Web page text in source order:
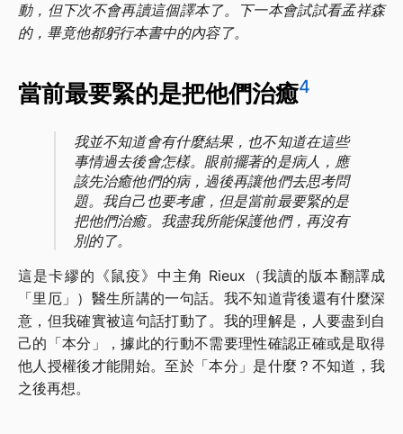
動，但下次不會再讀這個譯本了。下一本會試試看孟祥森
的，畢竟他都躬行本書中的內容了。
當前最要緊的是把他們治癒4
我並不知道會有什麼結果，也不知道在這些
事情過去後會怎樣。眼前擺著的是病人，應
該先治癒他們的病，過後再讓他們去思考問
題。我自己也要考慮，但是當前最要緊的是
把他們治癒。我盡我所能保護他們，再沒有
別的了。
這是卡繆的《鼠疫》中主角 Rieux（我讀的版本翻譯成
「里厄」）醫生所講的一句話。我不知道背後還有什麼深
意，但我確實被這句話打動了。我的理解是，人要盡到自
己的「本分」，據此的行動不需要理性確認正確或是取得
他人授權後才能開始。至於「本分」是什麼？不知道，我
之後再想。